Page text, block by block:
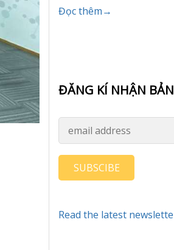
Đọc thêm→
ĐĂNG KÍ NHẬN
SUBSCIBE
Read the latest